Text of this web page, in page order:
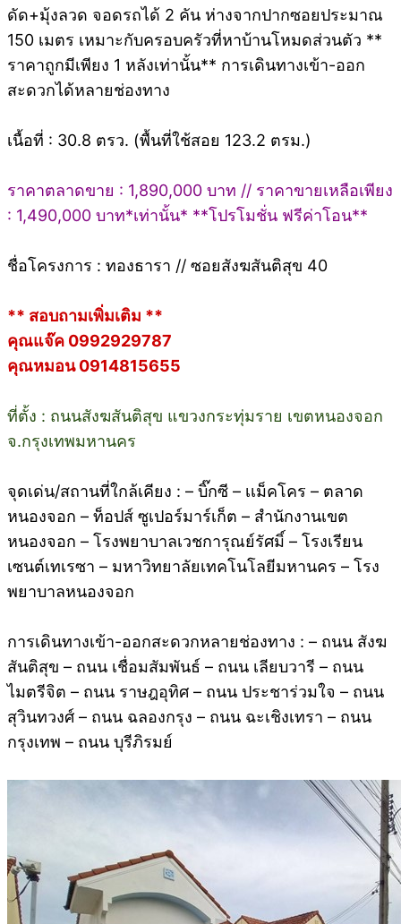
ดัด+มุ้งลวด จอดรถได้ 2 คัน ห่างจากปากซอยประมาณ
150 เมตร เหมาะกับครอบครัวที่หาบ้านโหมดส่วนตัว **
ราคาถูกมีเพียง 1 หลังเท่านั้น** การเดินทางเข้า-ออก
สะดวกได้หลายช่องทาง
เนื้อที่ : 30.8 ตรว. (พื้นที่ใช้สอย 123.2 ตรม.)
ราคาตลาดขาย : 1,890,000 บาท // ราคาขายเหลือเพียง
: 1,490,000 บาท*เท่านั้น* **โปรโมชั่น ฟรีค่าโอน**
ชื่อโครงการ : ทองธารา // ซอยสังฆสันติสุข 40
** สอบถามเพิ่มเติม **
คุณแจ๊ค 0992929787
คุณหมอน 0914815655
ที่ตั้ง : ถนนสังฆสันติสุข แขวงกระทุ่มราย เขตหนองจอก
จ.กรุงเทพมหานคร
จุดเด่น/สถานที่ใกล้เคียง : – บิ๊กซี – เเม็คโคร – ตลาด
หนองจอก – ท็อปส์ ซูเปอร์มาร์เก็ต – สำนักงานเขต
หนองจอก – โรงพยาบาลเวชการุณย์รัศมิ์ – โรงเรียน
เซนต์เทเรซา – มหาวิทยาลัยเทคโนโลยีมหานคร – โรง
พยาบาลหนองจอก
การเดินทางเข้า-ออกสะดวกหลายช่องทาง : – ถนน สังฆ
สันติสุข – ถนน เชื่อมสัมพันธ์ – ถนน เลียบวารี – ถนน
ไมตรีจิต – ถนน ราษฎอุทิศ – ถนน ประชาร่วมใจ – ถนน
สุวินทวงศ์ – ถนน ฉลองกรุง – ถนน ฉะเชิงเทรา – ถนน
กรุงเทพ – ถนน บุรีภิรมย์